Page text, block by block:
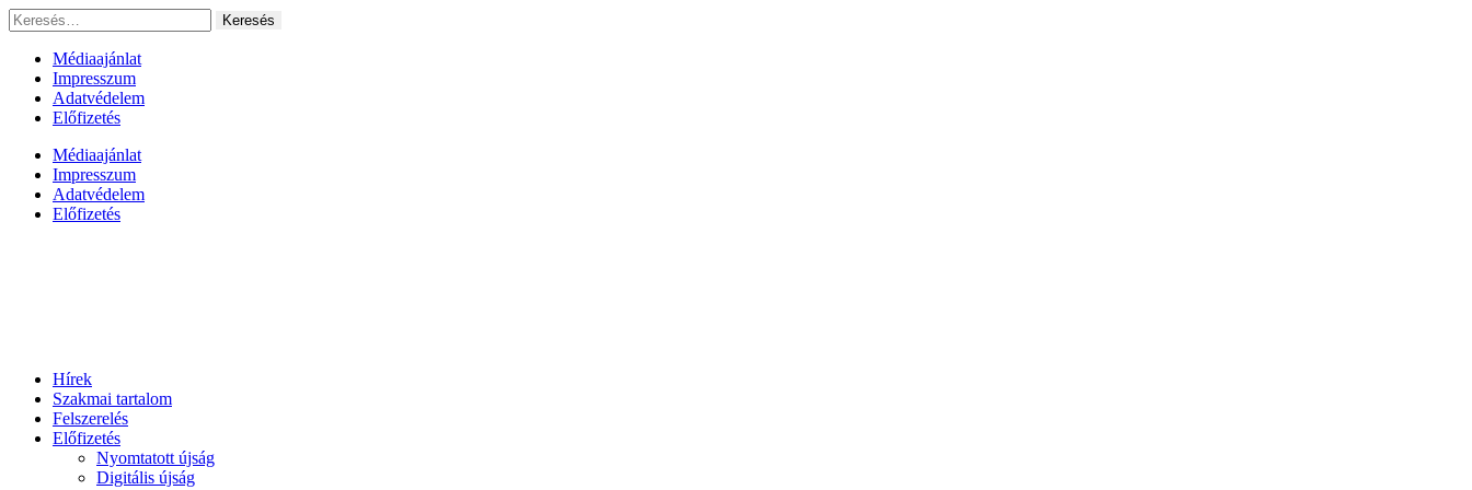
Ugrás
a
tartalomhoz
Keresés:
Médiaajánlat
Impresszum
Adatvédelem
Előfizetés
Médiaajánlat
Impresszum
Adatvédelem
Előfizetés
Hírek
Szakmai tartalom
Felszerelés
Előfizetés
Nyomtatott újság
Digitális újság